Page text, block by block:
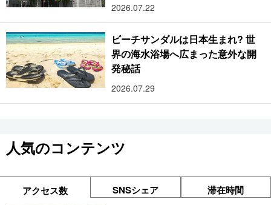
2026.07.22
ビーチサンダルは日本生まれ? 世
界の海水浴場へ広まった意外な開
発秘話
2026.07.29
人気のコンテンツ
アクセス数 SNSシェア 滞在時間